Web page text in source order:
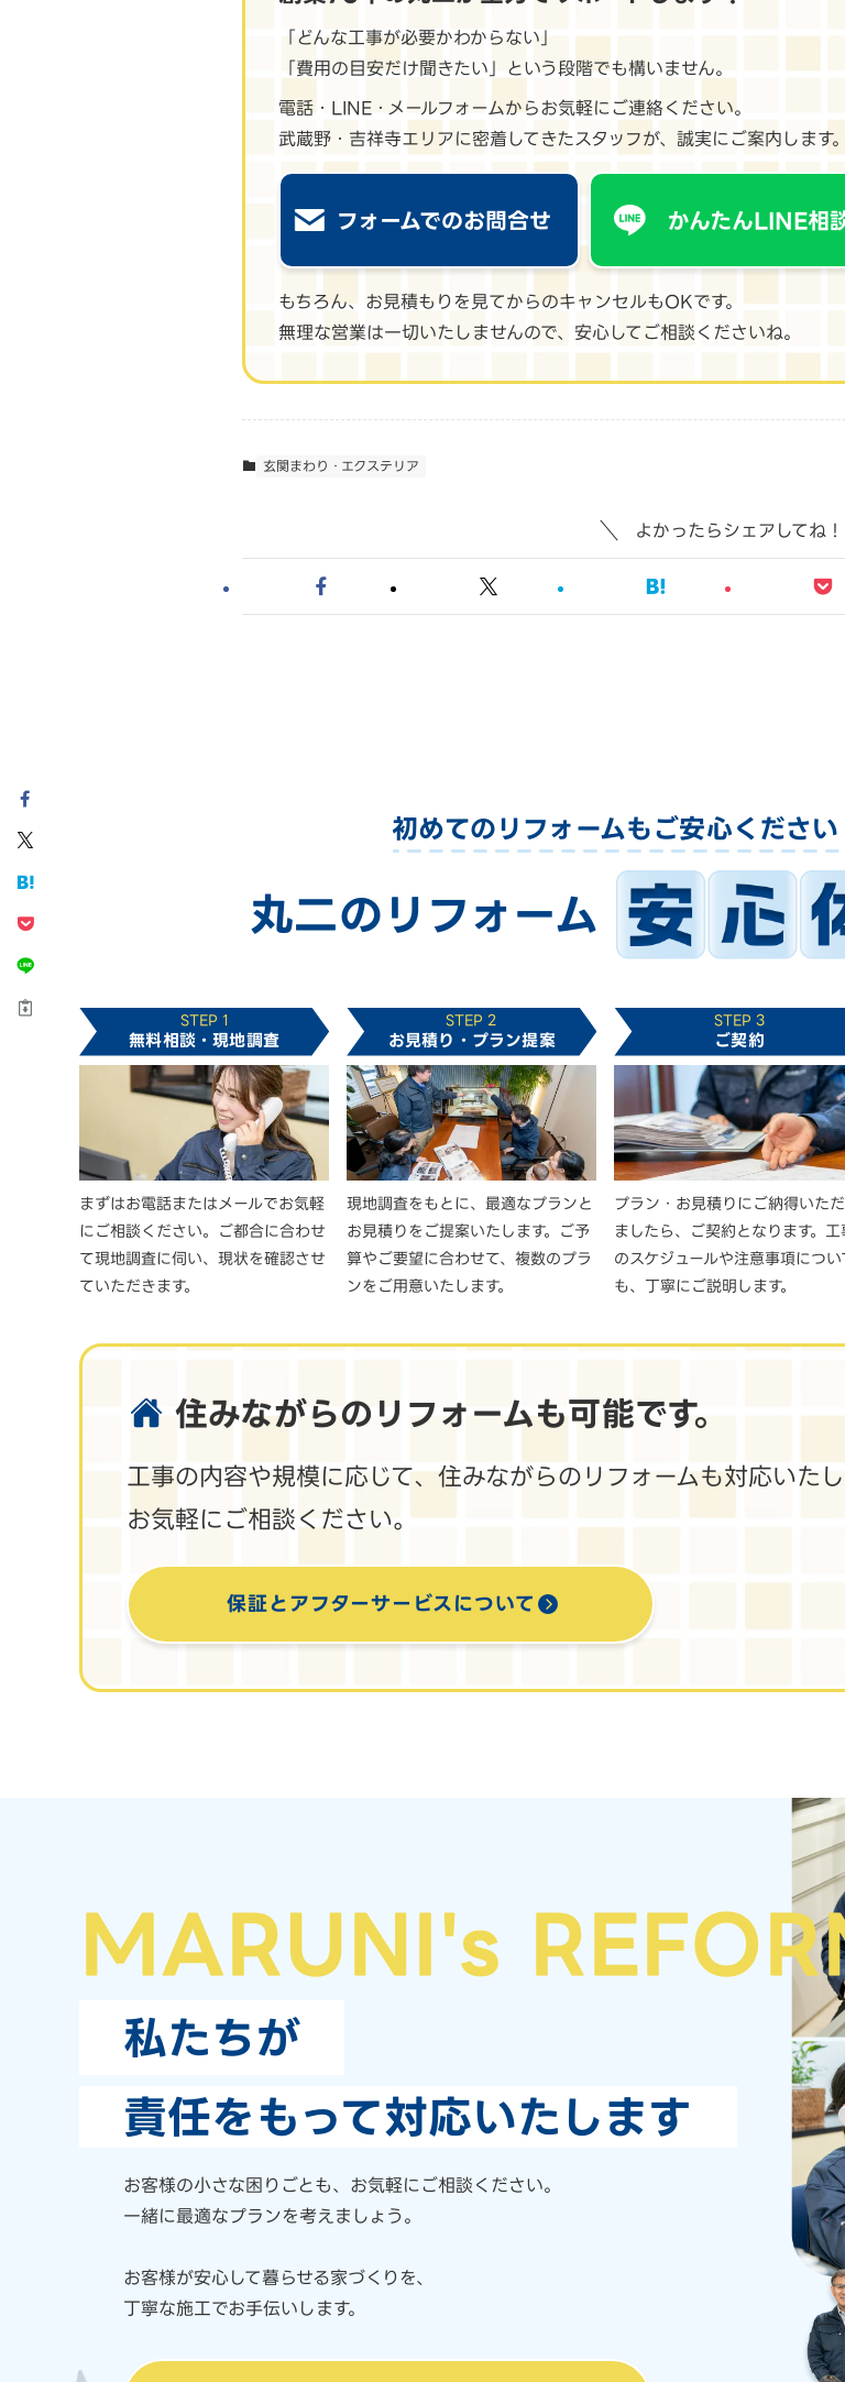
「どんな工事が必要かわからない」
「費用の目安だけ聞きたい」という段階でも構いません。
電話・LINE・メールフォームからお気軽にご連絡ください。
武蔵野・吉祥寺エリアに密着してきたスタッフが、誠実にご案内します。
フォームでのお問合せ かんたんLINE相
もちろん、お見積もりを見てからのキャンセルもOKです。
無理な営業は一切いたしませんので、安心してご相談くださいね。
玄関まわり・エクステリア
よかったらシェアしてね！
初めてのリフォームもご安心ください
丸二のリフォーム
STEP 1
無料相談・現地調査
まずはお電話またはメールでお気軽
にご相談ください。ご都合に合わせ
て現地調査に伺い、現状を確認させ
ていただきます。
STEP 2
お見積り・プラン提案
現地調査をもとに、最適なプランと
お見積りをご提案いたします。ご予
算やご要望に合わせて、複数のプラ
ンをご用意いたします。
STEP 3
ご契約
プラン・お見積りにご納得いた
ましたら、ご契約となります。工
のスケジュールや注意事項につい
も、丁寧にご説明します。
住みながらのリフォームも可能です。
工事の内容や規模に応じて、住みながらのリフォームも対応いたし
お気軽にご相談ください。
保証とアフターサービス について
MARUNI's
私たちが
責任をもって対応いたします
お客様の小さな困りごとも、 お気軽にご相談ください。
一緒に最適なプランを考えましょう。
お客様が安心して暮らせる家づくりを、
丁寧な施工でお手伝いします。